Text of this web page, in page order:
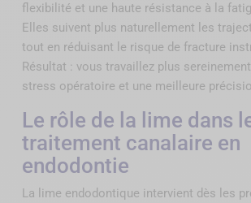
flexibilité et une haute résistance à la
Elles suivent plus naturellement les
tout en réduisant le risque de fracture
Résultat : vous travaillez plus
stress opératoire et une meilleure
Le rôle de la lime dans
traitement canalaire en
endodontie
La lime endodontique intervient dès les